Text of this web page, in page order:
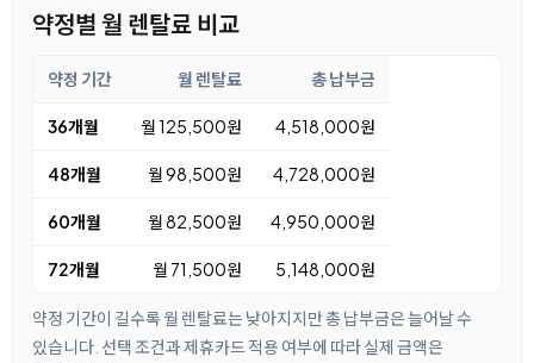
약정별 월 렌탈료 비교
약정 기간 월 렌탈료 총 납부금
36개월 월 125,500원 4,518,000원
48개월 월 98,500원 4,728,000원
60개월 월 82,500원 4,950,000원
72개월 월 71,500원 5,148,000원
약정 기간이 길수록 월 렌탈료는 낮아지지만 총 납부금은 늘어날 수
있습니다. 선택 조건과 제휴카드 적용 여부에 따라 실제 금액은